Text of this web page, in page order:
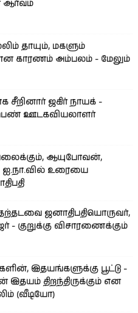
ஆர்வம்
தாயும், மகளும்
காரணம் அம்பலம் - மேலும்
சீறினார் ஜகிர் நாயக் -
ஊடகவியலாளர்
ஆயுபோவன்,
ஐ.நா.வில் உரையை
ஜனாதிபதியொருவர்,
- குறுக்கு விசாரணைக்கும்
இதயங்களுக்கு பூட்டு -
திறந்திருக்கும் என
(வீடியோ)